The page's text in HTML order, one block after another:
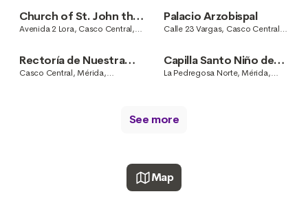
Dios, Campo Claro,
Mérida Venezuela
Church of St. John the
Baptist of Milla
Avenida 2 Lora, Casco Central,
Palacio Arzobispal
Calle 23 Vargas, Casco Central,
Rectoría de Nuestra
Señora del Espejo
Casco Central, Mérida,
Capilla Santo Niño de
Escuque
La Pedregosa Norte, Mérida,
See more
Map